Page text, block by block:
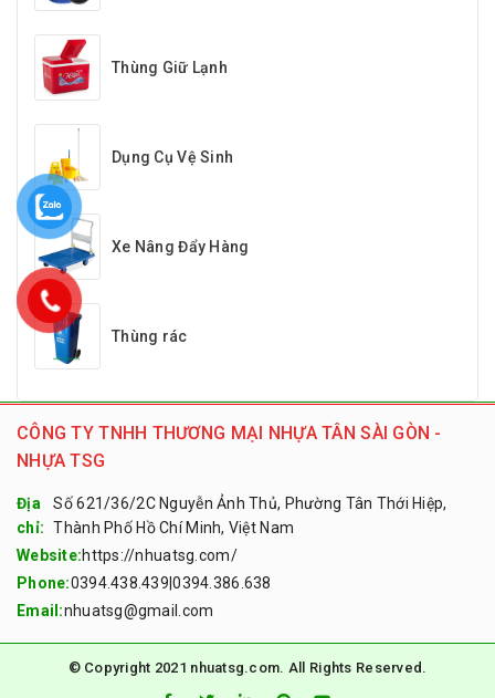
Thùng Giữ Lạnh
Dụng Cụ Vệ Sinh
Xe Nâng Đẩy Hàng
Thùng rác
CÔNG TY TNHH THƯƠNG MẠI NHỰA TÂN SÀI GÒN -
NHỰA TSG
Địa
chỉ:
Số 621/36/2C Nguyễn Ảnh Thủ, Phường Tân Thới Hiệp,
Thành Phố Hồ Chí Minh, Việt Nam
Website:https://nhuatsg.com/
Phone:0394.438.439 |0394.386.638
Email:nhuatsg@gmail.com
© Copyright 2021 nhuatsg.com. All Rights Reserved.